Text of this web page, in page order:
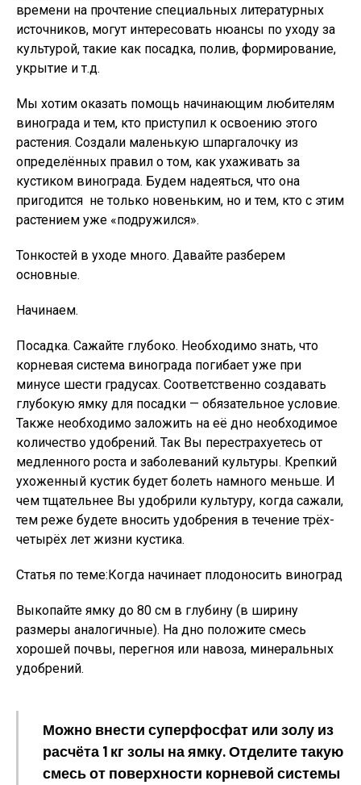
времени на прочтение специальных литературных
источников, могут интересовать нюансы по уходу за
культурой, такие как посадка, полив, формирование,
укрытие и т.д.
Мы хотим оказать помощь начинающим любителям
винограда и тем, кто приступил к освоению этого
растения. Создали маленькую шпаргалочку из
определённых правил о том, как ухаживать за
кустиком винограда. Будем надеяться, что она
пригодится не только новеньким, но и тем, кто с этим
растением уже «подружился».
Тонкостей в уходе много. Давайте разберем
основные.
Начинаем.
Посадка. Сажайте глубоко. Необходимо знать, что
корневая система винограда погибает уже при
минусе шести градусах. Соответственно создавать
глубокую ямку для посадки — обязательное условие.
Также необходимо заложить на её дно необходимое
количество удобрений. Так Вы перестрахуетесь от
медленного роста и заболеваний культуры. Крепкий
ухоженный кустик будет болеть намного меньше. И
чем тщательнее Вы удобрили культуру, когда сажали,
тем реже будете вносить удобрения в течение трёх-
четырёх лет жизни кустика.
Статья по теме:Когда начинает плодоносить виноград
Выкопайте ямку до 80 см в глубину (в ширину
размеры аналогичные). На дно положите смесь
хорошей почвы, перегноя или навоза, минеральных
удобрений.
Можно внести суперфосфат или золу из
расчёта 1 кг золы на ямку. Отделите такую
смесь от поверхности корневой системы